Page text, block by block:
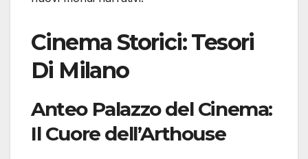
Cinema Storici: Tesori
Di Milano
Anteo Palazzo del Cinema:
Il Cuore dell’Arthouse